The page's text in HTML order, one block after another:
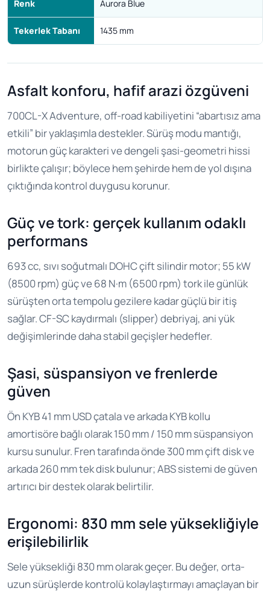
Renk Aurora Blue
Tekerlek Tabanı 1435 mm
Asfalt konforu, hafif arazi özgüveni
700CL-X Adventure, off-road kabiliyetini “abartısız ama
etkili” bir yaklaşımla destekler. Sürüş modu mantığı,
motorun güç karakteri ve dengeli şasi-geometri hissi
birlikte çalışır; böylece hem şehirde hem de yol dışına
çıktığında kontrol duygusu korunur.
Güç ve tork: gerçek kullanım odaklı
performans
693 cc, sıvı soğutmalı DOHC çift silindir motor; 55 kW
(8500 rpm) güç ve 68 N·m (6500 rpm) tork ile günlük
sürüşten orta tempolu gezilere kadar güçlü bir itiş
sağlar. CF-SC kaydırmalı (slipper) debriyaj, ani yük
değişimlerinde daha stabil geçişler hedefler.
Şasi, süspansiyon ve frenlerde
güven
Ön KYB 41 mm USD çatala ve arkada KYB kollu
amortisöre bağlı olarak 150 mm / 150 mm süspansiyon
kursu sunulur. Fren tarafında önde 300 mm çift disk ve
arkada 260 mm tek disk bulunur; ABS sistemi de güven
artırıcı bir destek olarak belirtilir.
Ergonomi: 830 mm sele yüksekliğiyle
erişilebilirlik
Sele yüksekliği 830 mm olarak geçer. Bu değer, orta-
uzun sürüşlerde kontrolü kolaylaştırmayı amaçlayan bir